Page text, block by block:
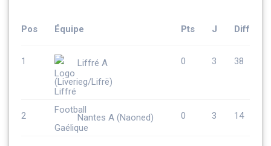
Pos Équipe Pts J Diff
1
Liffré A
(Liverieg/Lifrë)
0 3 38
2 Nantes A (Naoned) 0 3 14